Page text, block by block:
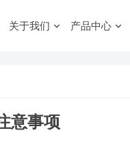
关于我们 产品中心
意事项